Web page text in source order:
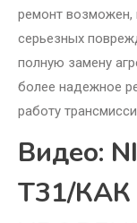
ремонт возможен,
серьезных
полную замену
более надежное
работу
Видео:
T31/